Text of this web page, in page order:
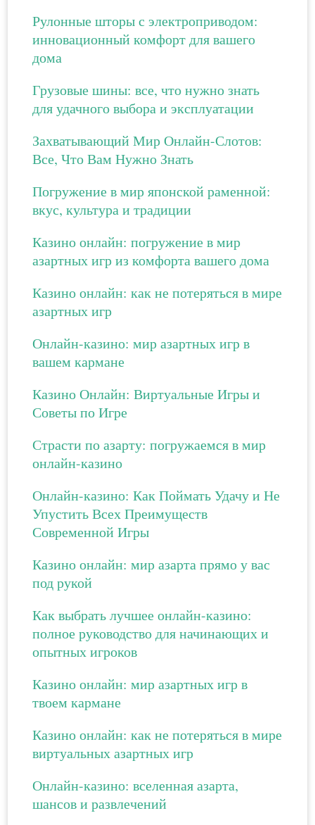
Рулонные шторы с электроприводом:
инновационный комфорт для вашего
дома
Грузовые шины: все, что нужно знать
для удачного выбора и эксплуатации
Захватывающий Мир Онлайн-Слотов:
Все, Что Вам Нужно Знать
Погружение в мир японской раменной:
вкус, культура и традиции
Казино онлайн: погружение в мир
азартных игр из комфорта вашего дома
Казино онлайн: как не потеряться в мире
азартных игр
Онлайн-казино: мир азартных игр в
вашем кармане
Казино Онлайн: Виртуальные Игры и
Советы по Игре
Страсти по азарту: погружаемся в мир
онлайн-казино
Онлайн-казино: Как Поймать Удачу и Не
Упустить Всех Преимуществ
Современной Игры
Казино онлайн: мир азарта прямо у вас
под рукой
Как выбрать лучшее онлайн-казино:
полное руководство для начинающих и
опытных игроков
Казино онлайн: мир азартных игр в
твоем кармане
Казино онлайн: как не потеряться в мире
виртуальных азартных игр
Онлайн-казино: вселенная азарта,
шансов и развлечений